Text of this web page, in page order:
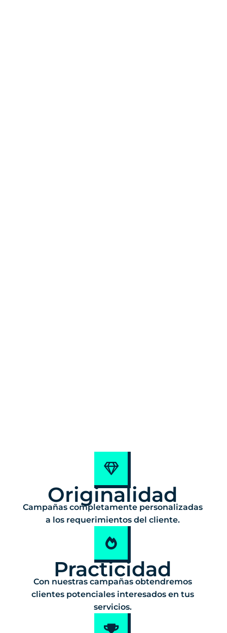
Originalidad
Campañas completamente personalizadas
a los requerimientos del cliente.
Practicidad
Con nuestras campañas obtendremos
clientes potenciales interesados en tus
servicios.